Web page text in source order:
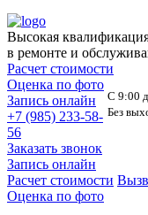
Высокая
в ремонте и
Расчет стоимости
С 9:00
Без
Оценка по фото
Запись онлайн
+7 (985) 233-58-
56
Заказать звонок
Запись онлайн
Расчет стоимости
Оценка по фото